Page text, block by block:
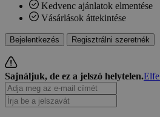
Kedvenc ajánlatok elmentése
Vásárlások áttekintése
Bejelentkezés Regisztrálni szeretnék
Sajnáljuk, de ez a jelszó helytelen.